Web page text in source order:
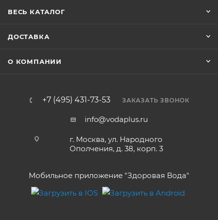
ВЕСЬ КАТАЛОГ
ДОСТАВКА
О КОМПАНИИ
+7 (495) 431-73-53 ЗАКАЗАТЬ ЗВОНОК
info@vodaplus.ru
г. Москва, ул. Народного
Ополчения, д. 38, корп. 3
Мобильное приложение "Здоровая Вода"